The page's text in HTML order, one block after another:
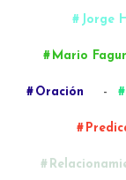
Jorge
Mario
Oración -